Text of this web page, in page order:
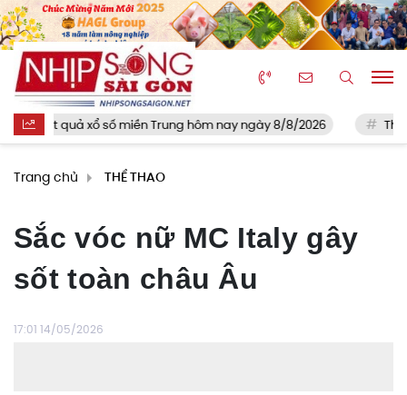
Trung hôm nay ngày 8/8/2026 Thohir bê nguyên bài học
Trang chủ THỂ THAO
Sắc vóc nữ MC Italy gây
sốt toàn châu Âu
17:01 14/05/2026